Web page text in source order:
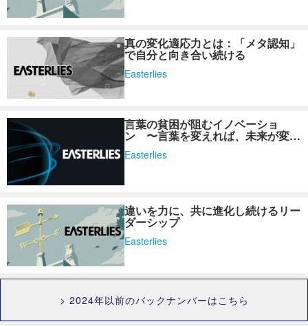
真の変化適応力とは：「メタ認知」
で自分と向き合い続ける
Easterlies
言葉の貧困が阻むイノベーショ
ン 〜言葉を変えれば、未来が変わ
Easterlies
違いを力に、共に進化し続けるリー
ダーシップ
Easterlies
> 2024年以前のバックナンバーはこちら